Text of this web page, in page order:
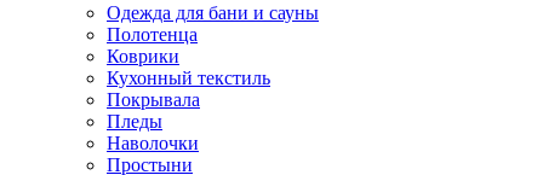
Одежда для бани и сауны
Полотенца
Коврики
Кухонный текстиль
Покрывала
Пледы
Наволочки
Простыни